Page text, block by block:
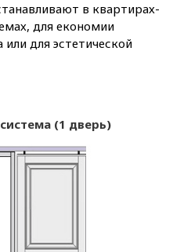
в квартирах-
для економии
для эстетической
(1 дверь)